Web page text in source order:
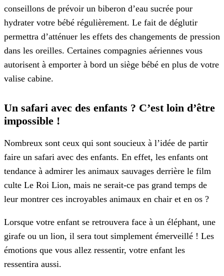
conseillons de prévoir un biberon d’eau sucrée pour
hydrater votre bébé régulièrement. Le fait de déglutir
permettra d’atténuer les effets des changements de pression
dans les oreilles. Certaines compagnies aériennes vous
autorisent à emporter à bord un siège bébé en plus de votre
valise cabine.
Un safari avec des enfants ? C’est loin d’être
impossible !
Nombreux sont ceux qui sont soucieux à l’idée de partir
faire un safari avec des enfants. En effet, les enfants ont
tendance à admirer les animaux sauvages derrière le film
culte Le Roi Lion, mais ne serait-ce pas grand temps de
leur montrer ces incroyables animaux en chair et en os ?
Lorsque votre enfant se retrouvera face à un éléphant, une
girafe ou un lion, il sera tout simplement émerveillé ! Les
émotions que vous allez ressentir, votre enfant les
ressentira aussi.